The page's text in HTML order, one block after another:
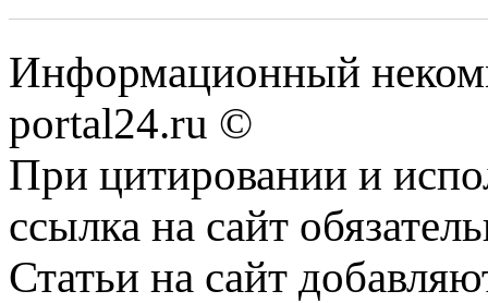
Информационный
portal24.ru ©
При цитировании и
ссылка на сайт
Статьи на сайт